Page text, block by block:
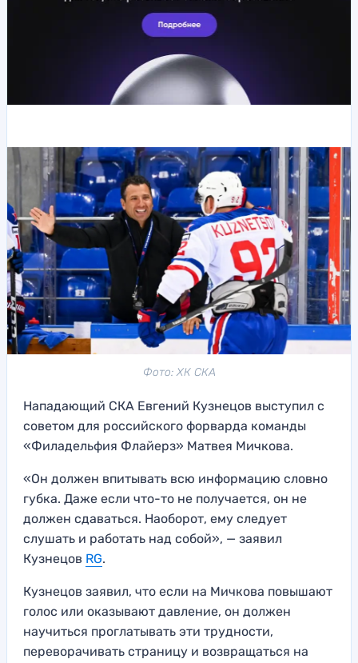
Фото: ХК СКА
Нападающий СКА Евгений Кузнецов выступил с
советом для российского форварда команды
«Филадельфия Флайерз» Матвея Мичкова.
«Он должен впитывать всю информацию словно
губка. Даже если что-то не получается, он не
должен сдаваться. Наоборот, ему следует
слушать и работать над собой», — заявил
Кузнецов RG.
Кузнецов заявил, что если на Мичкова повышают
голос или оказывают давление, он должен
научиться проглатывать эти трудности,
переворачивать страницу и возвращаться на